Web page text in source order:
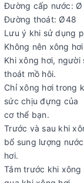
Đường cấp nước: Ø
Đường thoát: Ø48
Lưu ý khi sử dụng
Không nên xông
Khi xông hơi,
thoát mồ hôi.
Chỉ xông hơi trong
sức chịu đựng của
cơ thể bạn.
Trước và sau khi
bổ sung lượng
hơi.
Tắm trước khi